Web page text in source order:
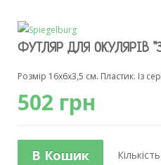
ФУТЛЯР ДЛЯ ОКУЛЯРІВ
Розмір 16х6х3,5 см. Пластик. Із
502 грн
В Кошик Кількість: